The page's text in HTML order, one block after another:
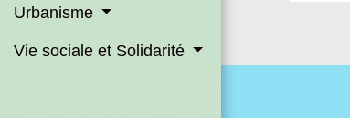
Urbanisme
Vie sociale et Solidarité